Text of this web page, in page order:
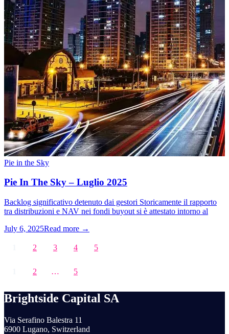
Pie in the Sky
Pie In The Sky – Luglio 2025
Backlog significativo detenuto dai gestori Storicamente il rapporto
tra distribuzioni e NAV nei fondi buyout si è attestato intorno al
July 6, 2025Read more →
2 3 4 5
2 … 5
Brightside Capital SA
Via Serafino Balestra 11
6900 Lugano, Switzerland